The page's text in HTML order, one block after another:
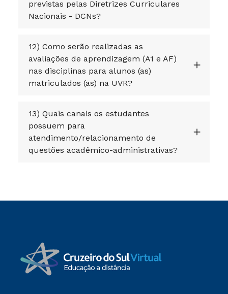
previstas pelas Diretrizes Curriculares
Nacionais - DCNs?
12) Como serão realizadas as
avaliações de aprendizagem (A1 e AF)
nas disciplinas para alunos (as)
matriculados (as) na UVR?
13) Quais canais os estudantes
possuem para
atendimento/relacionamento de
questões acadêmico-administrativas?